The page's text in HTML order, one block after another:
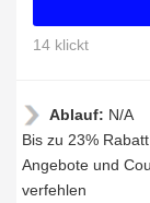
14 klickt
Ablauf: N/A
Bis zu 23%
Angebote und
verfehlen